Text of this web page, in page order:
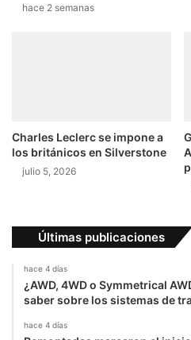
hace 2 semanas
Charles Leclerc se impone a
los británicos en Silverstone
julio 5, 2026
Últimas publicaciones
hace 4 días
¿AWD, 4WD o Symmetrical
saber sobre los sistemas de
hace 4 días